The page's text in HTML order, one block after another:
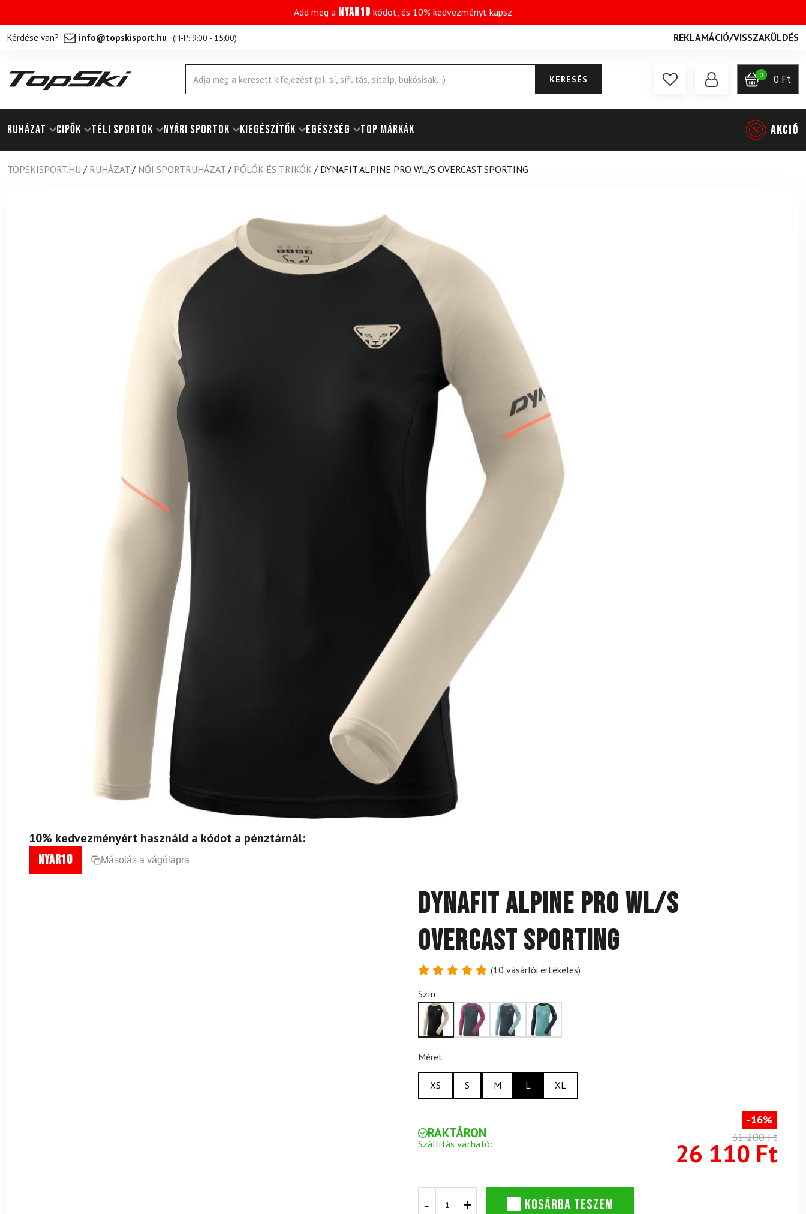
Add meg a NYAR10 kódot, és 10% kedvezményt kapsz
Kérdése van? info@topskisport.hu (H-P: 9:00 - 15:00) REKLAMÁCIÓ/VISSZAKÜLDÉS
Products
search
KERESÉS 0 0 Ft
RUHÁZAT Cipők TÉLI SPORTOK NYÁRI SPORTOK KIEGÉSZÍTŐK EGÉSZSÉG Top márkák AKCIÓ
TOPSKISPORT.HU / RUHÁZAT / NŐI SPORTRUHÁZAT / PÓLÓK ÉS TRIKÓK / DYNAFIT ALPINE PRO WL/S OVERCAST SPORTING
10% kedvezményért használd a kódot a pénztárnál:
nyar10 Másolás a vágólapra
DYNAFIT Alpine Pro WL/S
Overcast sporting
4.9
ből,
értékelés
alapján
(10 vásárlói értékelés)
Szín
Méret
XS S M L XL
RAKTÁRON
Szállítás várható:
-16%
31 200 Ft
26 110 Ft
Alpine
KOSÁRBA TESZEM